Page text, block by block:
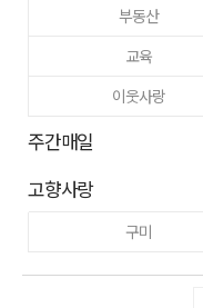
부동산
교육
이웃사랑
주간매일
고향사랑
구미